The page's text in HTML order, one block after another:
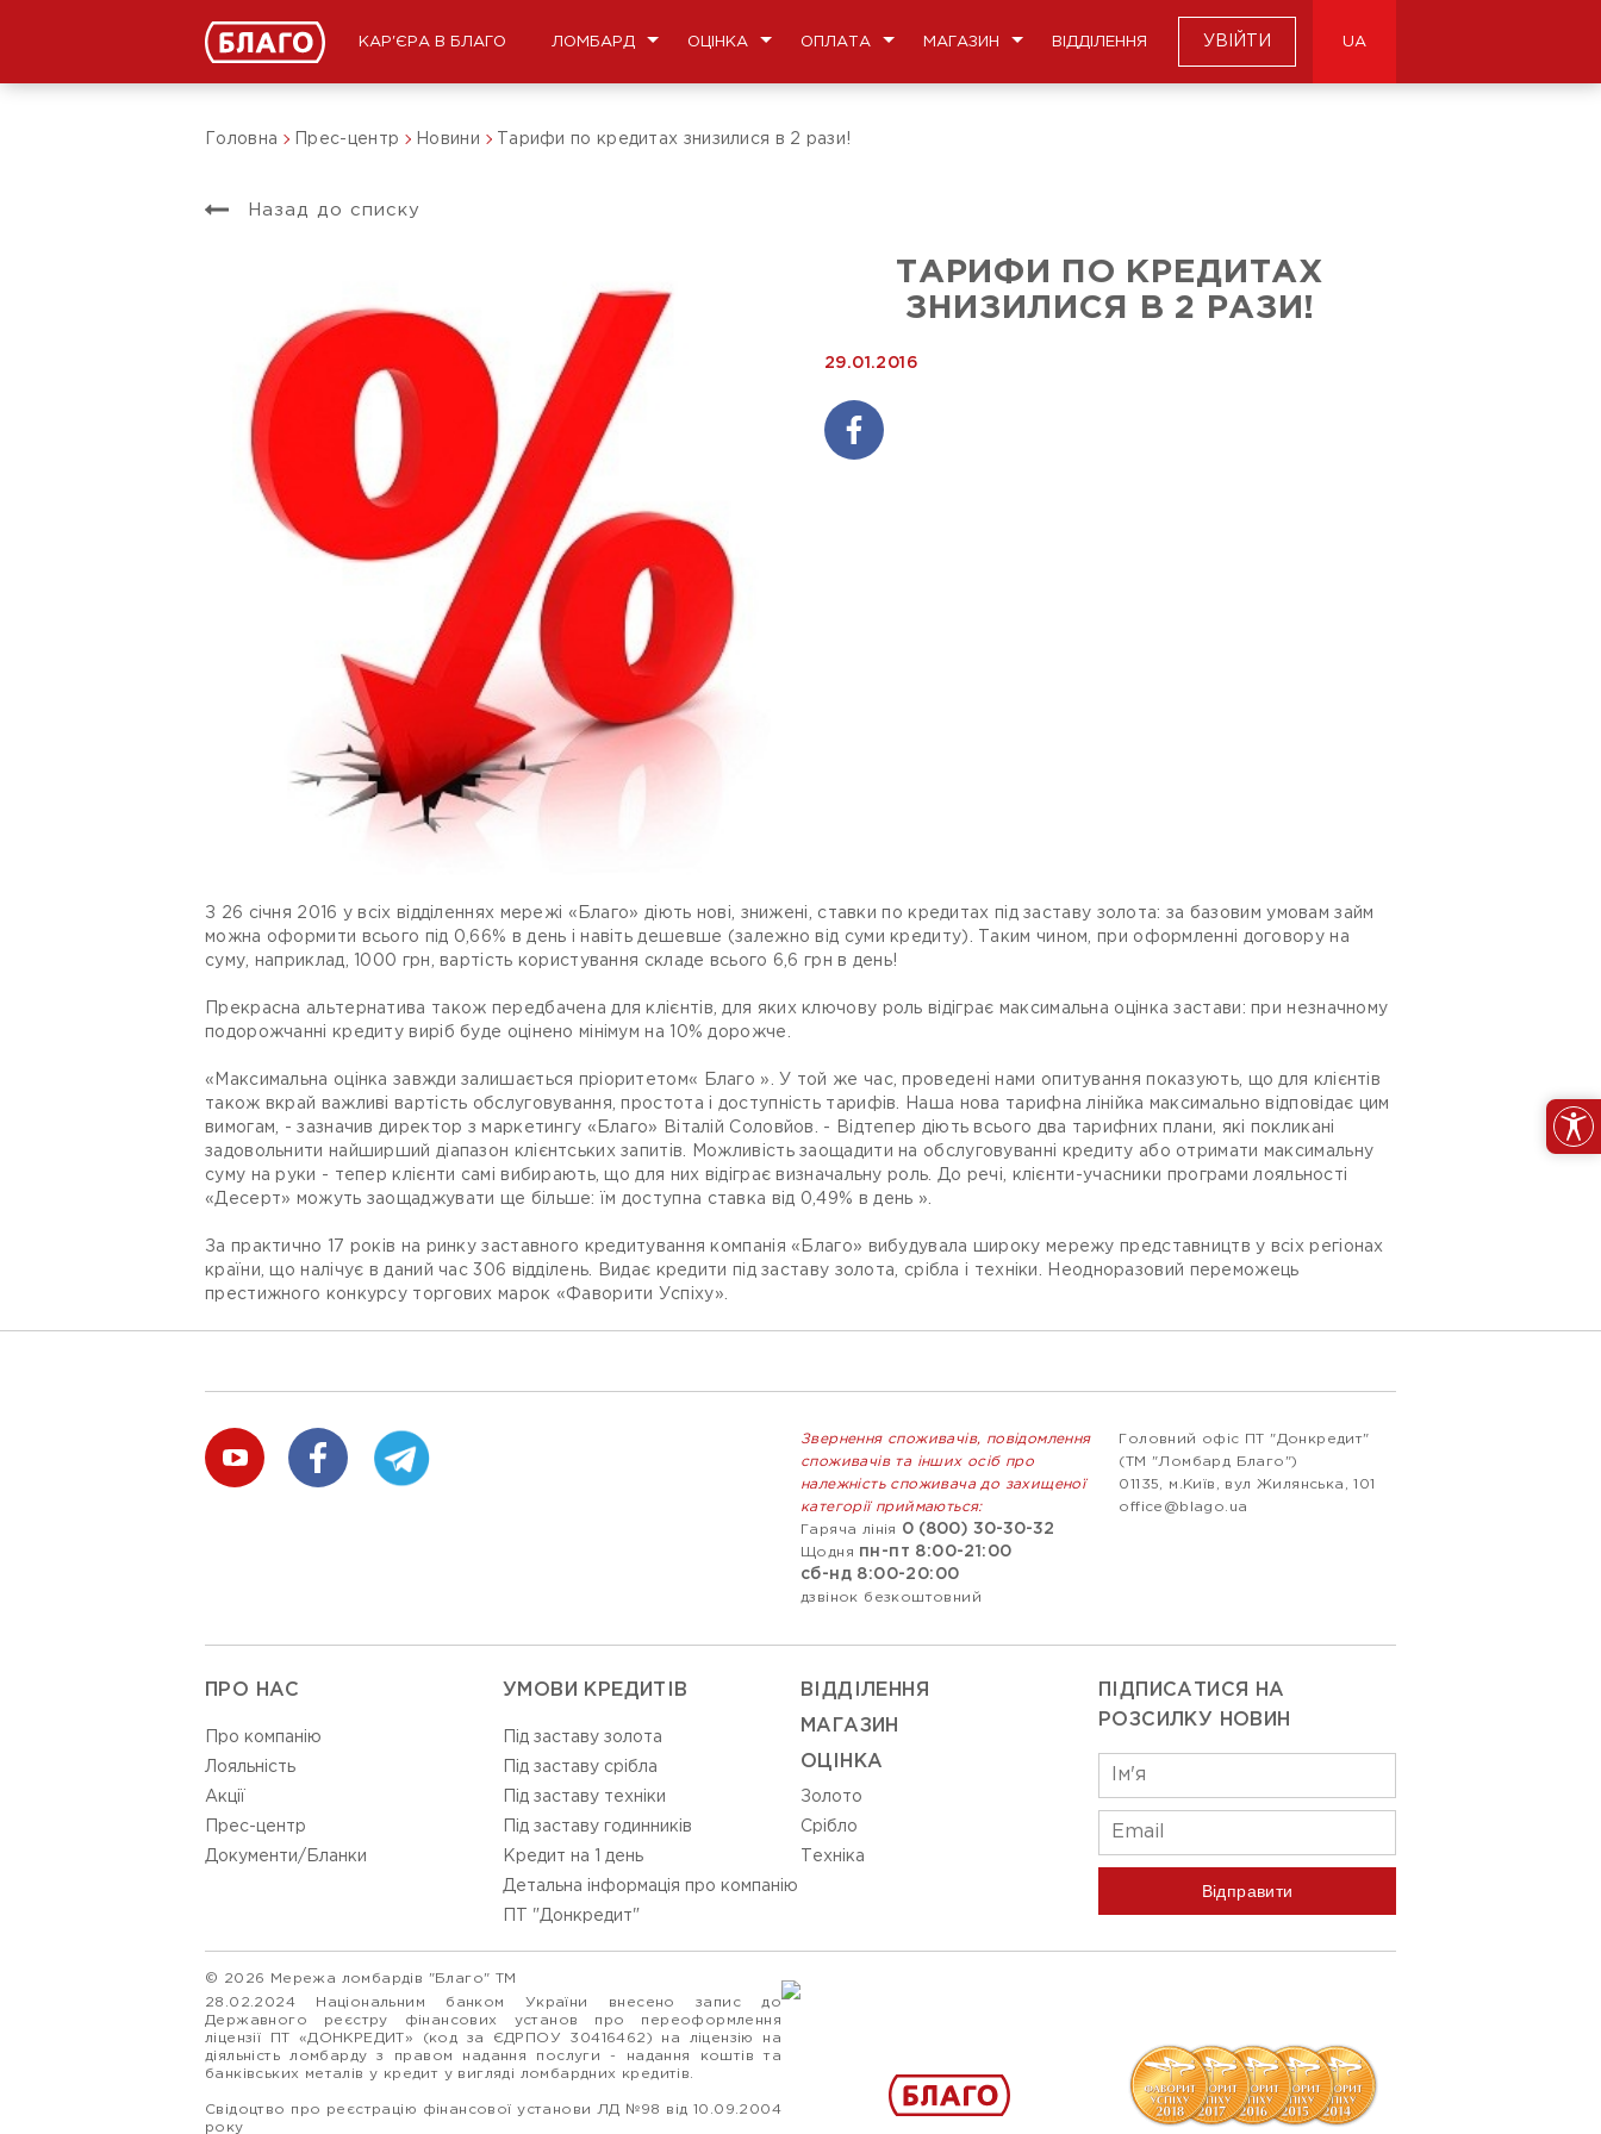
КАР'ЄРА В БЛАГО ЛОМБАРД ОЦІНКА ОПЛАТА МАГАЗИН ВІДДІЛЕННЯ УВІЙТИ UA
Головна Прес-центр Новини Тарифи по кредитах знизилися в 2 рази!
Назад до списку
ТАРИФИ ПО КРЕДИТАХ
ЗНИЗИЛИСЯ В 2 РАЗИ!
29.01.2016
З 26 січня 2016 у всіх відділеннях мережі «Благо» діють нові, знижені, ставки по кредитах під заставу золота: за базовим умовам займ
можна оформити всього під 0,66% в день і навіть дешевше (залежно від суми кредиту). Таким чином, при оформленні договору на
суму, наприклад, 1000 грн, вартість користування складе всього 6,6 грн в день!
Прекрасна альтернатива також передбачена для клієнтів, для яких ключову роль відіграє максимальна оцінка застави: при незначному
подорожчанні кредиту виріб буде оцінено мінімум на 10% дорожче.
«Максимальна оцінка завжди залишається пріоритетом« Благо ». У той же час, проведені нами опитування показують, що для клієнтів
також вкрай важливі вартість обслуговування, простота і доступність тарифів. Наша нова тарифна лінійка максимально відповідає цим
вимогам, - зазначив директор з маркетингу «Благо» Віталій Соловйов. - Відтепер діють всього два тарифних плани, які покликані
задовольнити найширший діапазон клієнтських запитів. Можливість заощадити на обслуговуванні кредиту або отримати максимальну
суму на руки - тепер клієнти самі вибирають, що для них відіграє визначальну роль. До речі, клієнти-учасники програми лояльності
«Десерт» можуть заощаджувати ще більше: їм доступна ставка від 0,49% в день ».
За практично 17 років на ринку заставного кредитування компанія «Благо» вибудувала широку мережу представництв у всіх регіонах
країни, що налічує в даний час 306 відділень. Видає кредити під заставу золота, срібла і техніки. Неодноразовий переможець
престижного конкурсу торгових марок «Фаворити Успіху».
Звернення споживачів, повідомлення
споживачів та інших осіб про
належність споживача до захищеної
категорії приймаються:
Гаряча лінія
0 (800) 30-30-32
Щодня
пн-пт 8:00-21:00
сб-нд 8:00-20:00
дзвінок безкоштовний
Головний офіс ПТ "Донкредит"
(ТМ "Ломбард Благо")
01135, м.Київ, вул Жилянська, 101
office@blago.ua
ПРО НАС
Про компанію
Лояльність
Акції
Прес-центр
Документи/Бланки
УМОВИ КРЕДИТІВ
Під заставу золота
Під заставу срібла
Під заставу техніки
Під заставу годинників
Кредит на 1 день
Детальна інформація про компанію
ПТ "Донкредит"
ВIДДIЛЕННЯ
МАГАЗИН
ОЦIНКА
Золото
Срiбло
Технiка
ПІДПИСАТИСЯ НА
РОЗСИЛКУ НОВИН
Відправити
© 2026 Мережа ломбардів "Благо" ТМ
28.02.2024 Національним банком України внесено запис до
Державного реєстру фінансових установ про переоформлення
ліцензії ПТ «ДОНКРЕДИТ» (код за ЄДРПОУ 30416462) на ліцензію на
діяльність ломбарду з правом надання послуги - надання коштів та
банківських металів у кредит у вигляді ломбардних кредитів.
Свідоцтво про реєстрацію фінансової установи ЛД №98 від 10.09.2004
року